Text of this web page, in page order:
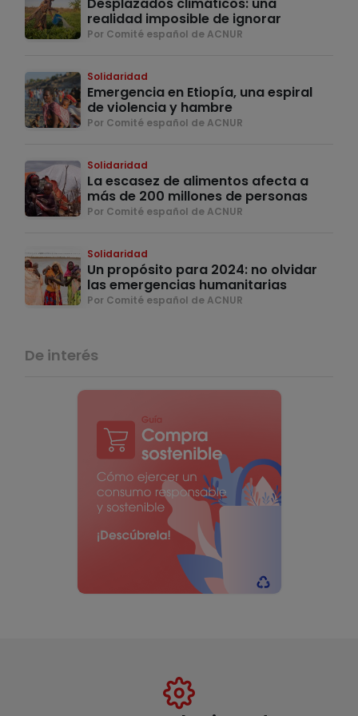
Desplazados climáticos: una
realidad imposible de ignorar
Por Comité español de ACNUR
Solidaridad
Emergencia en Etiopía, una espiral
de violencia y hambre
Por Comité español de ACNUR
Solidaridad
La escasez de alimentos afecta a
más de 200 millones de personas
Por Comité español de ACNUR
Solidaridad
Un propósito para 2024: no olvidar
las emergencias humanitarias
Por Comité español de ACNUR
De interés